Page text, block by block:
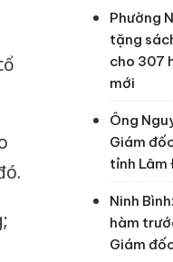
Phường
tặng
cho 307
mới
Ông
Giám
tỉnh Lâm
Ninh
hàm
Giám